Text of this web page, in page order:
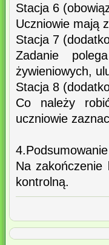
Stacja 6
Uczniowie mają
Stacja 7
Zadanie
żywieniowych,
Stacja 8
Co należy
uczniowie
Na zakończenie
kontrolną.